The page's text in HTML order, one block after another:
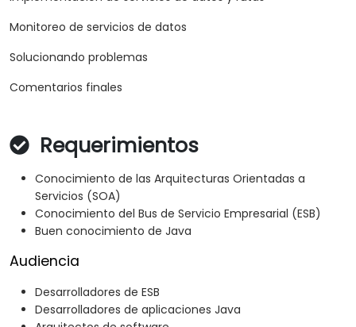
Monitoreo de servicios de datos
Solucionando problemas
Comentarios finales
Requerimientos
Conocimiento de las Arquitecturas Orientadas a
Servicios (SOA)
Conocimiento del Bus de Servicio Empresarial (ESB)
Buen conocimiento de Java
Audiencia
Desarrolladores de ESB
Desarrolladores de aplicaciones Java